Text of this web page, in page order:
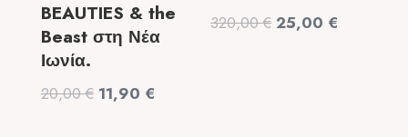
BEAUTIES & the
Beast στη Νέα
Ιωνία.
20,00€ Original
11,90 €
320,00€ Original
25,00 €